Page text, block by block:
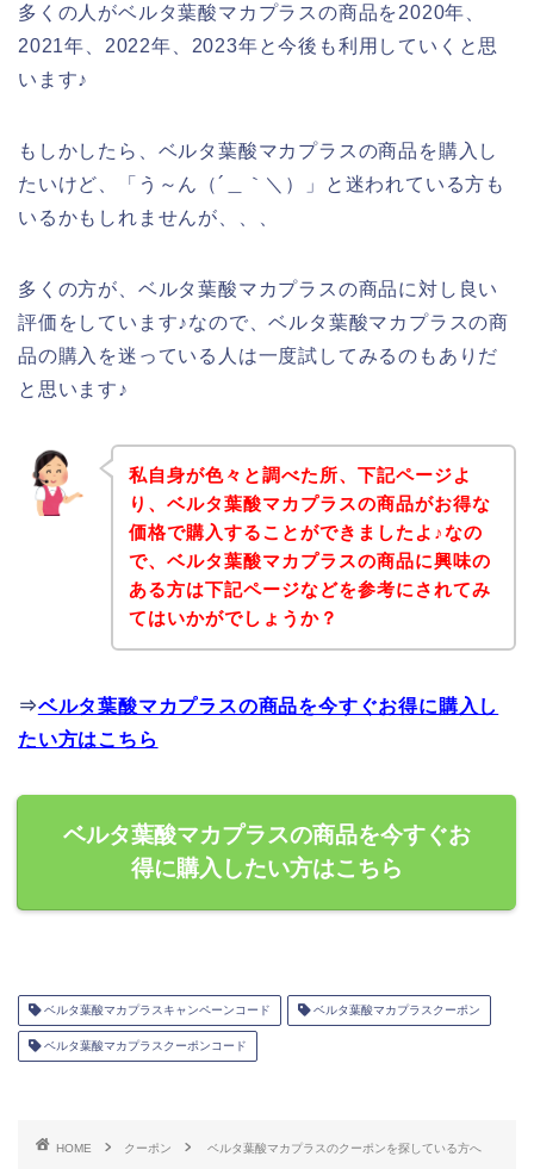
多くの人がベルタ葉酸マカプラスの商品を2020年、
2021年、2022年、2023年と今後も利用していくと思
います♪
もしかしたら、ベルタ葉酸マカプラスの商品を購入し
たいけど、「う～ん（´＿｀＼）」と迷われている方も
いるかもしれませんが、、、
多くの方が、ベルタ葉酸マカプラスの商品に対し良い
評価をしています♪なので、ベルタ葉酸マカプラスの商
品の購入を迷っている人は一度試してみるのもありだ
と思います♪
私自身が色々と調べた所、下記ページよ
り、ベルタ葉酸マカプラスの商品がお得な
価格で購入することができましたよ♪なの
で、ベルタ葉酸マカプラスの商品に興味の
ある方は下記ページなどを参考にされてみ
てはいかがでしょうか？
⇒ベルタ葉酸マカプラスの商品を今すぐお得に購入し
たい方はこちら
ベルタ葉酸マカプラスの商品を今すぐお
得に購入したい方はこちら
ベルタ葉酸マカプラスキャンペーンコード ベルタ葉酸マカプラスクーポン
ベルタ葉酸マカプラスクーポンコード
HOME クーポン ベルタ葉酸マカプラスのクーポンを探している方へ